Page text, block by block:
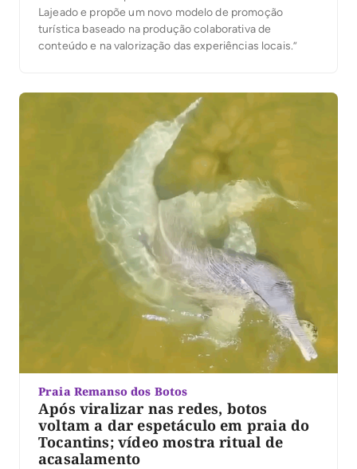
Lajeado e propõe um novo modelo de promoção
turística baseado na produção colaborativa de
conteúdo e na valorização das experiências locais.”
Praia Remanso dos Botos
Após viralizar nas redes, botos
voltam a dar espetáculo em praia do
Tocantins; vídeo mostra ritual de
acasalamento